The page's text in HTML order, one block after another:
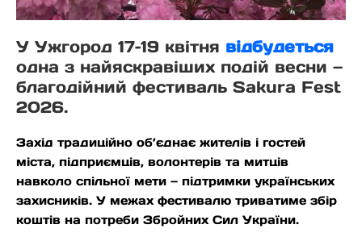
У Ужгород 17–19 квітня відбудеться
одна з найяскравіших подій весни —
благодійний фестиваль Sakura Fest
2026.
Захід традиційно об’єднає жителів і гостей
міста, підприємців, волонтерів та митців
навколо спільної мети — підтримки українських
захисників. У межах фестивалю триватиме збір
коштів на потреби Збройних Сил України.